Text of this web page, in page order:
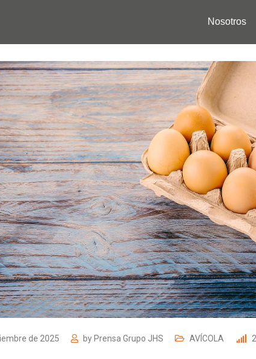
Nosotros
de 2025 by Prensa Grupo JHS AVÍCOLA